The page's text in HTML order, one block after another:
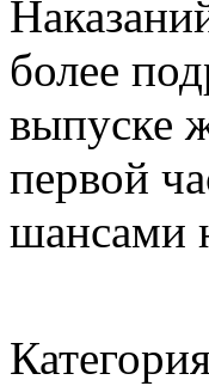
более
выпуске
первой
шансами